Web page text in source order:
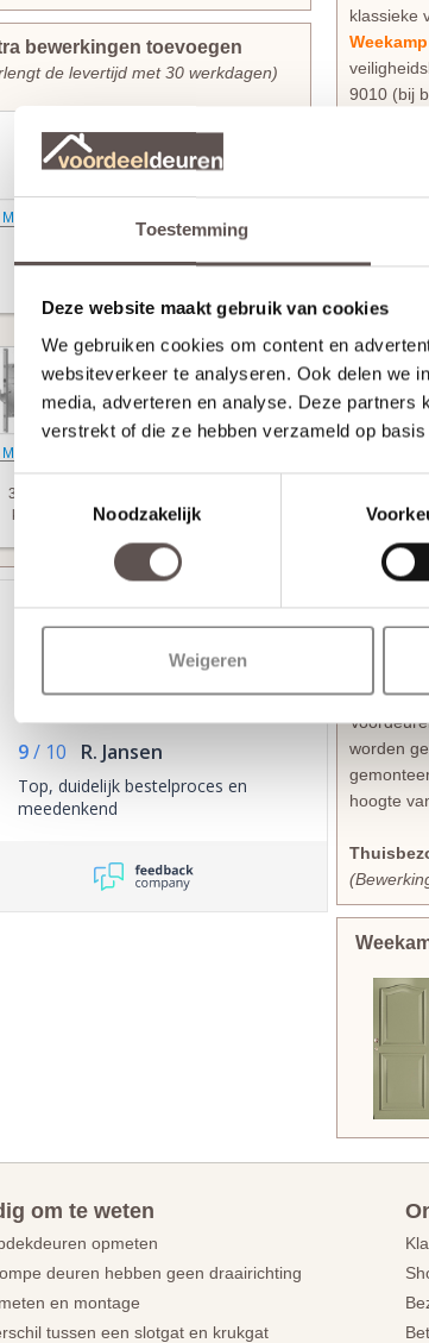
Toestemming
Deze website maakt gebruik van cookies
We gebruiken cookies om content en
websiteverkeer te analyseren. Ook delen we
media, adverteren en analyse. Deze partners
verstrekt of die ze hebben verzameld op
Toestemmingsselectie
Noodzakelijk
Weigeren
bewerkingen toevoegen
de levertijd met 30 werkdagen)
Meer informatie
slotgat
+ € 19,95
Weekamp
3-puntsluiting
+ € 249,95
Meer informatie
Weekamp
3-puntsluiting
Weekamp
9/ 10 R. Jansen
Top, duidelijk bestelproces en
meedenkend
klassieke
9010 (bij
voor het
Op
deur
De
*
De
*
Montage
worden
hoogte
om te weten
opmeten
deuren hebben geen draairichting
en montage
tussen een slotgat en krukgat